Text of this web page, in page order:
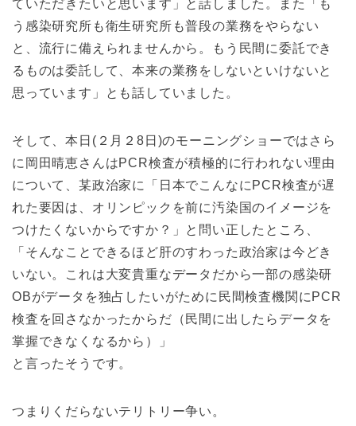
ていただきたいと思います」と話しました。また「も
う感染研究所も衛生研究所も普段の業務をやらない
と、流行に備えられませんから。もう民間に委託でき
るものは委託して、本来の業務をしないといけないと
思っています」とも話していました。
そして、本日(２月２8日)のモーニングショーではさら
に岡田晴恵さんはPCR検査が積極的に行われない理由
について、某政治家に「日本でこんなにPCR検査が遅
れた要因は、オリンピックを前に汚染国のイメージを
つけたくないからですか？」と問い正したところ、
「そんなことできるほど肝のすわった政治家は今どき
いない。これは大変貴重なデータだから一部の感染研
OBがデータを独占したいがために民間検査機関にPCR
検査を回さなかったからだ（民間に出したらデータを
掌握できなくなるから）」
と言ったそうです。
つまりくだらないテリトリー争い。